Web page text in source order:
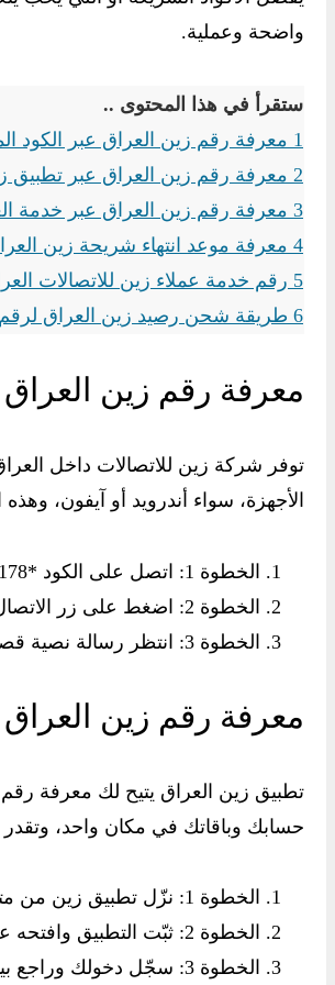
واضحة وعملية.
ستقرأ في هذا المحتوى ..
1 معرفة رقم زين العراق عبر الكود
2 معرفة رقم زين العراق عبر تطبيق
3 معرفة رقم زين العراق عبر خدمة
4 معرفة موعد انتهاء شريحة زين
5 رقم خدمة عملاء زين للاتصالات
6 طريقة شحن رصيد زين العراق لرقم
معرفة رقم زين العراق
توفر شركة زين للاتصالات داخل
الأجهزة، سواء أندرويد أو آيفون،
الخطوة 1: اتصل على الكود *178# — يبدأ بنجمة وينتهي بشباك.
الخطوة 2: اضغط على زر الاتصال في جهازك.
الخطوة 3: انتظر رسالة نصية قصيرة تحتوي على رقم زين الخاص بك.
معرفة رقم زين العراق
تطبيق زين العراق يتيح لك معرفة
حسابك وباقاتك في مكان واحد،
الخطوة 1: نزّل تطبيق زين من متجر جوجل بلاي أو App Store حسب جهازك.
الخطوة 2: ثبّت التطبيق وافتحه على جهازك.
الخطوة 3: سجّل دخولك وراجع بيانات حسابك — رقم الهاتف يظهر مباشرة في الصفحة الرئيسية.